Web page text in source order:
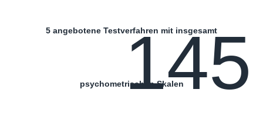
5 angebotene Testverfahren mit insgesamt
145
psychometrischen Skalen